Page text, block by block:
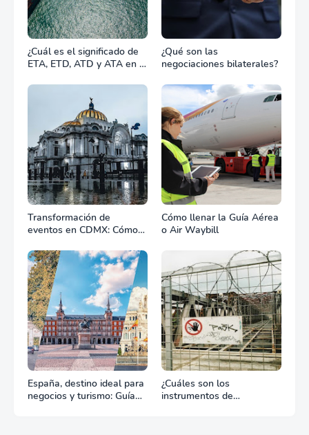
¿Cuál es el significado de
ETA, ETD, ATD y ATA en el
¿Qué son las
negociaciones bilaterales?
Transformación de
eventos en CDMX: Cómo
equipos define el éxito de
tu celebración
Cómo llenar la Guía Aérea
o Air Waybill
España, destino ideal para
negocios y turismo: Guía
¿Cuáles son los
instrumentos de